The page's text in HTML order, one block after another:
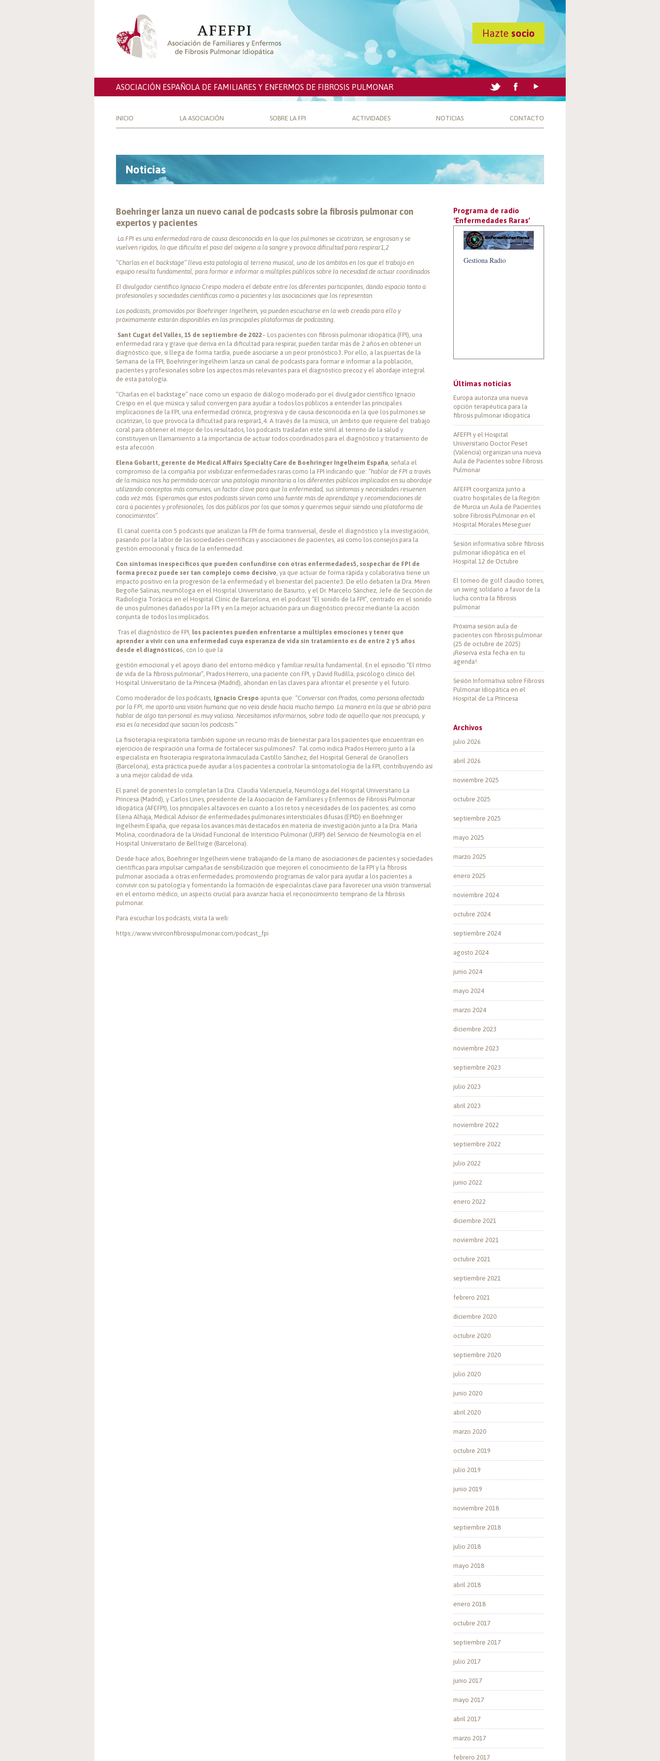
Hazte socio
ASOCIACIÓN ESPAÑOLA DE FAMILIARES Y ENFERMOS DE FIBROSIS PULMONAR
INICIO LA ASOCIACIÓN SOBRE LA FPI ACTIVIDADES NOTICIAS CONTACTO
Noticias
Boehringer lanza un nuevo canal de podcasts sobre la fibrosis pulmonar con
expertos y pacientes
La FPI es una enfermedad rara de causa desconocida en la que los pulmones se cicatrizan, se engrosan y se
vuelven rígidos, lo que dificulta el paso del oxígeno a la sangre y provoca dificultad para respirar1,2
“Charlas en el backstage” lleva esta patología al terreno musical, uno de los ámbitos en los que el trabajo en
equipo resulta fundamental, para formar e informar a múltiples públicos sobre la necesidad de actuar coordinados
El divulgador científico Ignacio Crespo modera el debate entre los diferentes participantes, dando espacio tanto a
profesionales y sociedades científicas como a pacientes y las asociaciones que los representan
Los podcasts, promovidos por Boehringer Ingelheim, ya pueden escucharse en la web creada para ello y
próximamente estarán disponibles en las principales plataformas de podcasting.
Sant Cugat del Vallés, 15 de septiembre de 2022– Los pacientes con fibrosis pulmonar idiopática (FPI), una
enfermedad rara y grave que deriva en la dificultad para respirar, pueden tardar más de 2 años en obtener un
diagnóstico que, si llega de forma tardía, puede asociarse a un peor pronóstico3. Por ello, a las puertas de la
Semana de la FPI, Boehringer Ingelheim lanza un canal de podcasts para formar e informar a la población,
pacientes y profesionales sobre los aspectos más relevantes para el diagnóstico precoz y el abordaje integral
de esta patología.
“Charlas en el backstage” nace como un espacio de diálogo moderado por el divulgador científico Ignacio
Crespo en el que música y salud convergen para ayudar a todos los públicos a entender las principales
implicaciones de la FPI, una enfermedad crónica, progresiva y de causa desconocida en la que los pulmones se
cicatrizan, lo que provoca la dificultad para respirar1,4. A través de la música, un ámbito que requiere del trabajo
coral para obtener el mejor de los resultados, los podcasts trasladan este símil al terreno de la salud y
constituyen un llamamiento a la importancia de actuar todos coordinados para el diagnóstico y tratamiento de
esta afección.
Elena Gobartt, gerente de Medical Affairs Specialty Care de Boehringer Ingelheim España, señala el
compromiso de la compañía por visibilizar enfermedades raras como la FPI indicando que: “hablar de FPI a través
de la música nos ha permitido acercar una patología minoritaria a los diferentes públicos implicados en su abordaje
utilizando conceptos más comunes, un factor clave para que la enfermedad, sus síntomas y necesidades resuenen
cada vez más. Esperamos que estos podcasts sirvan como una fuente más de aprendizaje y recomendaciones de
cara a pacientes y profesionales, los dos públicos por los que somos y queremos seguir siendo una plataforma de
conocimientos”.
El canal cuenta con 5 podcasts que analizan la FPI de forma transversal, desde el diagnóstico y la investigación,
pasando por la labor de las sociedades científicas y asociaciones de pacientes, así como los consejos para la
gestión emocional y física de la enfermedad.
Con síntomas inespecíficos que pueden confundirse con otras enfermedades5, sospechar de FPI de
forma precoz puede ser tan complejo como decisivo, ya que actuar de forma rápida y colaborativa tiene un
impacto positivo en la progresión de la enfermedad y el bienestar del paciente3. De ello debaten la Dra. Miren
Begoñe Salinas, neumóloga en el Hospital Universitario de Basurto, y el Dr. Marcelo Sánchez, Jefe de Sección de
Radiología Torácica en el Hospital Clínic de Barcelona, en el podcast “El sonido de la FPI”, centrado en el sonido
de unos pulmones dañados por la FPI y en la mejor actuación para un diagnóstico precoz mediante la acción
conjunta de todos los implicados.
Tras el diagnóstico de FPI, los pacientes pueden enfrentarse a múltiples emociones y tener que
aprender a vivir con una enfermedad cuya esperanza de vida sin tratamiento es de entre 2 y 5 años
desde el diagnóstico6, con lo que la
gestión emocional y el apoyo diario del entorno médico y familiar resulta fundamental. En el episodio “El ritmo
de vida de la fibrosis pulmonar”, Prados Herrero, una paciente con FPI, y David Rudilla, psicólogo clínico del
Hospital Universitario de la Princesa (Madrid), ahondan en las claves para afrontar el presente y el futuro.
Como moderador de los podcasts, Ignacio Crespo apunta que: “Conversar con Prados, como persona afectada
por la FPI, me aportó una visión humana que no veía desde hacía mucho tiempo. La manera en la que se abrió para
hablar de algo tan personal es muy valiosa. Necesitamos informarnos, sobre todo de aquello que nos preocupa, y
esa es la necesidad que sacian los podcasts.”
La fisioterapia respiratoria también supone un recurso más de bienestar para los pacientes que encuentran en
ejercicios de respiración una forma de fortalecer sus pulmones7. Tal como indica Prados Herrero junto a la
especialista en fisioterapia respiratoria Inmaculada Castillo Sánchez, del Hospital General de Granollers
(Barcelona), esta práctica puede ayudar a los pacientes a controlar la sintomatología de la FPI, contribuyendo así
a una mejor calidad de vida.
El panel de ponentes lo completan la Dra. Claudia Valenzuela, Neumóloga del Hospital Universitario La
Princesa (Madrid), y Carlos Lines, presidente de la Asociación de Familiares y Enfermos de Fibrosis Pulmonar
Idiopática (AFEFPI), los principales altavoces en cuanto a los retos y necesidades de los pacientes; así como
Elena Alhaja, Medical Advisor de enfermedades pulmonares intersticiales difusas (EPID) en Boehringer
Ingelheim España, que repasa los avances más destacados en materia de investigación junto a la Dra. María
Molina, coordinadora de la Unidad Funcional de Intersticio Pulmonar (UFIP) del Servicio de Neumología en el
Hospital Universitario de Belltvige (Barcelona).
Desde hace años, Boehringer Ingelheim viene trabajando de la mano de asociaciones de pacientes y sociedades
científicas para impulsar campañas de sensibilización que mejoren el conocimiento de la FPI y la fibrosis
pulmonar asociada a otras enfermedades; promoviendo programas de valor para ayudar a los pacientes a
convivir con su patología y fomentando la formación de especialistas clave para favorecer una visión transversal
en el entorno médico, un aspecto crucial para avanzar hacia el reconocimiento temprano de la fibrosis
pulmonar.
Para escuchar los podcasts, visita la web:
https://www.vivirconfibrosispulmonar.com/podcast_fpi
Programa de radio
‘Enfermedades Raras’
Gestiona Radio
Últimas noticias
Europa autoriza una nueva
opción terapéutica para la
fibrosis pulmonar idiopática
AFEFPI y el Hospital
Universitario Doctor Peset
(Valencia) organizan una nueva
Aula de Pacientes sobre Fibrosis
Pulmonar
AFEFPI coorganiza junto a
cuatro hospitales de la Región
de Murcia un Aula de Pacientes
sobre Fibrosis Pulmonar en el
Hospital Morales Meseguer
Sesión informativa sobre fibrosis
pulmonar idiopática en el
Hospital 12 de Octubre
El torneo de golf claudio torres,
un swing solidario a favor de la
lucha contra la fibrosis
pulmonar
Próxima sesión aula de
pacientes con fibrosis pulmonar
(25 de octubre de 2025)
¡Reserva esta fecha en tu
agenda!
Sesión Informativa sobre Fibrosis
Pulmonar Idiopática en el
Hospital de La Princesa
Archivos
julio 2026
abril 2026
noviembre 2025
octubre 2025
septiembre 2025
mayo 2025
marzo 2025
enero 2025
noviembre 2024
octubre 2024
septiembre 2024
agosto 2024
junio 2024
mayo 2024
marzo 2024
diciembre 2023
noviembre 2023
septiembre 2023
julio 2023
abril 2023
noviembre 2022
septiembre 2022
julio 2022
junio 2022
enero 2022
diciembre 2021
noviembre 2021
octubre 2021
septiembre 2021
febrero 2021
diciembre 2020
octubre 2020
septiembre 2020
julio 2020
junio 2020
abril 2020
marzo 2020
octubre 2019
julio 2019
junio 2019
noviembre 2018
septiembre 2018
julio 2018
mayo 2018
abril 2018
enero 2018
octubre 2017
septiembre 2017
julio 2017
junio 2017
mayo 2017
abril 2017
marzo 2017
febrero 2017